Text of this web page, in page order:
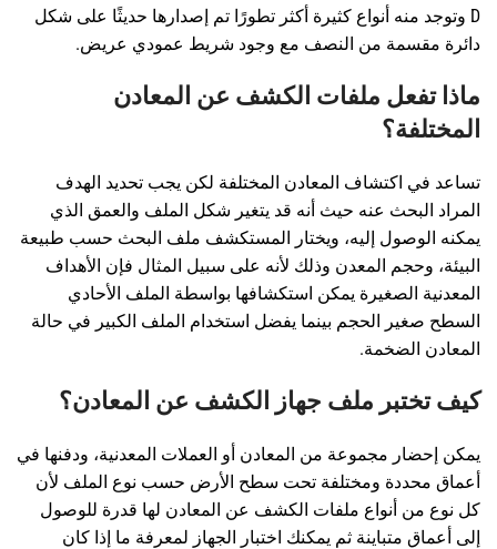
D وتوجد منه أنواع كثيرة أكثر تطورًا تم إصدارها حديثًا على شكل
دائرة مقسمة من النصف مع وجود شريط عمودي عريض.
ماذا تفعل ملفات الكشف عن المعادن
المختلفة؟
تساعد في اكتشاف المعادن المختلفة لكن يجب تحديد الهدف
المراد البحث عنه حيث أنه قد يتغير شكل الملف والعمق الذي
يمكنه الوصول إليه، ويختار المستكشف ملف البحث حسب طبيعة
البيئة، وحجم المعدن وذلك لأنه على سبيل المثال فإن الأهداف
المعدنية الصغيرة يمكن استكشافها بواسطة الملف الأحادي
السطح صغير الحجم بينما يفضل استخدام الملف الكبير في حالة
المعادن الضخمة.
كيف تختبر ملف جهاز الكشف عن المعادن؟
يمكن إحضار مجموعة من المعادن أو العملات المعدنية، ودفنها في
أعماق محددة ومختلفة تحت سطح الأرض حسب نوع الملف لأن
كل نوع من أنواع ملفات الكشف عن المعادن لها قدرة للوصول
إلى أعماق متباينة ثم يمكنك اختبار الجهاز لمعرفة ما إذا كان